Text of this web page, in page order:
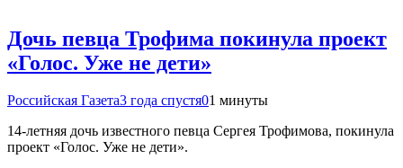
Дочь певца Трофима покинула проект
«Голос. Уже не дети»
Российская Газета3 года спустя01 минуты
14-летняя дочь известного певца Сергея Трофимова, покинула
проект «Голос. Уже не дети».